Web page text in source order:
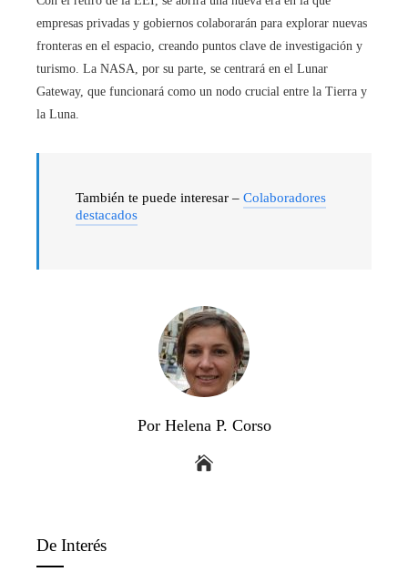
empresas privadas y gobiernos colaborarán para explorar nuevas
fronteras en el espacio, creando puntos clave de investigación y
turismo. La NASA, por su parte, se centrará en el Lunar
Gateway, que funcionará como un nodo crucial entre la Tierra y
la Luna.
También te puede interesar – Colaboradores
destacados
Por Helena P. Corso
De Interés